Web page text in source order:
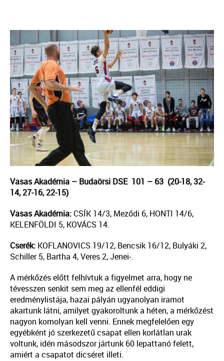
Vasas Akadémia – Budaörsi DSE 101 – 63 (20-18, 32-
14, 27-16, 22-15)
Vasas Akadémia: CSÍK 14/3, Meződi 6, HONTI 14/6,
KELENFÖLDI 5, KOVÁCS 14.
Cserék: KOFLANOVICS 19/12, Bencsik 16/12, Bulyáki 2,
Schiller 5, Bartha 4, Veres 2, Jenei-.
A mérkőzés előtt felhívtuk a figyelmet arra, hogy ne
tévesszen senkit sem meg az ellenfél eddigi
eredménylistája, hazai pályán ugyanolyan iramot
akartunk látni, amilyet gyakoroltunk a héten, a mérkőzést
nagyon komolyan kell venni. Ennek megfelelően egy
egyébként jó szerkezetű csapat ellen korlátlan urak
voltunk, idén másodszor jártunk 60 lepattanó felett,
amiért a csapatot dicséret illeti.